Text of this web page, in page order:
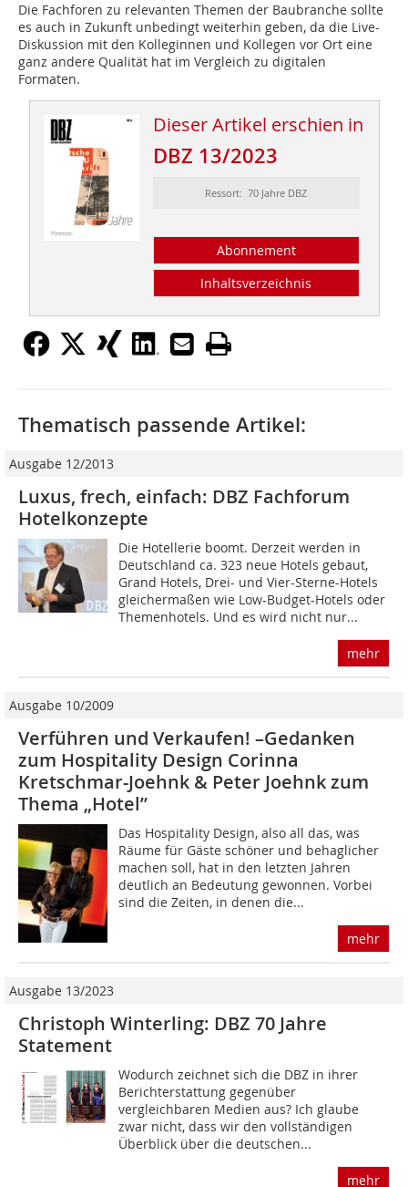
Die Fachforen zu relevanten Themen der Baubranche sollte
es auch in Zukunft unbedingt weiterhin geben, da die Live-
Diskussion mit den Kolleginnen und Kollegen vor Ort eine
ganz andere Qualität hat im Vergleich zu digitalen
Formaten.
Dieser Artikel erschien in
DBZ 13/2023
Ressort: 70 Jahre DBZ
Abonnement
Inhaltsverzeichnis
Thematisch passende Artikel:
Ausgabe 12/2013
Luxus, frech, einfach: DBZ Fachforum
Hotelkonzepte
Die Hotellerie boomt. Derzeit werden in
Deutschland ca. 323 neue Hotels gebaut,
Grand Hotels, Drei- und Vier-Sterne-Hotels
gleichermaßen wie Low-Budget-Hotels oder
Themenhotels. Und es wird nicht nur...
mehr
Ausgabe 10/2009
Verführen und Verkaufen! –Gedanken
zum Hospitality Design Corinna
Kretschmar-Joehnk & Peter Joehnk zum
Thema „Hotel”
Das Hospitality Design, also all das, was
Räume für Gäste schöner und behaglicher
machen soll, hat in den letzten Jahren
deutlich an Bedeutung gewonnen. Vorbei
sind die Zeiten, in denen die...
mehr
Ausgabe 13/2023
Christoph Winterling: DBZ 70 Jahre
Statement
Wodurch zeichnet sich die DBZ in ihrer
Berichterstattung gegenüber
vergleichbaren Medien aus? Ich glaube
zwar nicht, dass wir den vollständigen
Überblick über die deutschen...
mehr